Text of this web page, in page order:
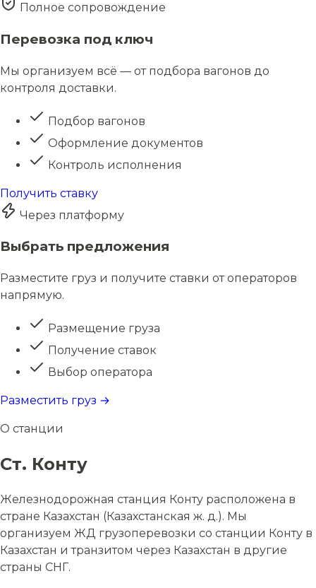
Полное сопровождение
Перевозка под ключ
Мы организуем всё — от подбора вагонов до
контроля доставки.
Подбор вагонов
Оформление документов
Контроль исполнения
Получить ставку
Через платформу
Выбрать предложения
Разместите груз и получите ставки от операторов
напрямую.
Размещение груза
Получение ставок
Выбор оператора
Разместить груз →
О станции
Ст. Конту
Железнодорожная станция Конту расположена в
стране Казахстан (Казахстанская ж. д.). Мы
организуем ЖД грузоперевозки со станции Конту в
Казахстан и транзитом через Казахстан в другие
страны СНГ.